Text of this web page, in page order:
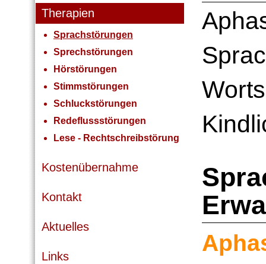
Therapien
Sprachstörungen
Sprechstörungen
Hörstörungen
Stimmstörungen
Schluckstörungen
Redeflussstörungen
Lese - Rechtschreibstörung
Kostenübernahme
Kontakt
Aktuelles
Links